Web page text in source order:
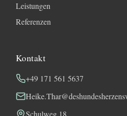
Leistungen
Referenzen
Kontakt
+49 171 561 5637
Schulweg 18